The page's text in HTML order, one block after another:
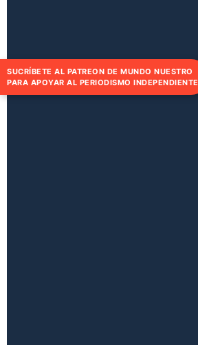
SUCRÍBETE AL PATREON DE MUNDO NUESTRO
PARA APOYAR AL PERIODISMO INDEPENDIENTE